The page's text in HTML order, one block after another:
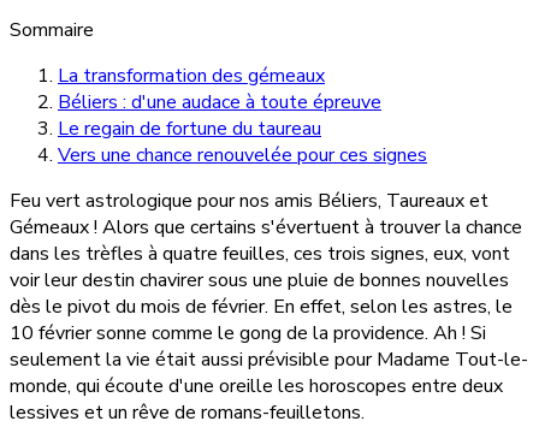
Sommaire
La transformation des gémeaux
Béliers : d'une audace à toute épreuve
Le regain de fortune du taureau
Vers une chance renouvelée pour ces signes
Feu vert astrologique pour nos amis Béliers, Taureaux et
Gémeaux ! Alors que certains s'évertuent à trouver la chance
dans les trèfles à quatre feuilles, ces trois signes, eux, vont
voir leur destin chavirer sous une pluie de bonnes nouvelles
dès le pivot du mois de février. En effet, selon les astres, le
10 février sonne comme le gong de la providence. Ah ! Si
seulement la vie était aussi prévisible pour Madame Tout-le-
monde, qui écoute d'une oreille les horoscopes entre deux
lessives et un rêve de romans-feuilletons.